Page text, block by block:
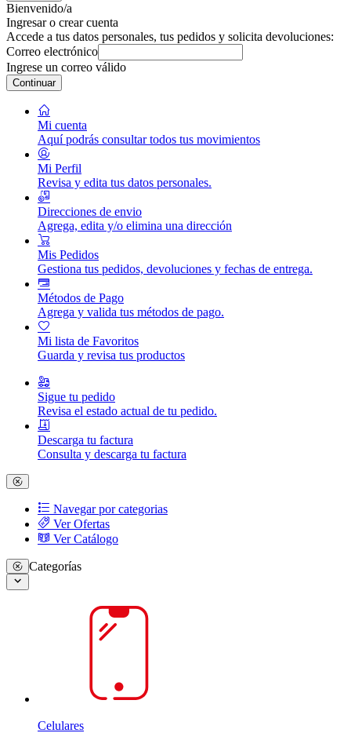
Bienvenido/a
Ingresar o crear cuenta
Accede a tus datos personales, tus pedidos y solicita devoluciones:
Correo electrónico
Ingrese un correo válido
Continuar
Mi cuenta
Aquí podrás consultar todos tus movimientos
Mi Perfil
Revisa y edita tus datos personales.
Direcciones de envio
Agrega, edita y/o elimina una dirección
Mis Pedidos
Gestiona tus pedidos, devoluciones y fechas de entrega.
Métodos de Pago
Agrega y valida tus métodos de pago.
Mi lista de Favoritos
Guarda y revisa tus productos
Sigue tu pedido
Revisa el estado actual de tu pedido.
Descarga tu factura
Consulta y descarga tu factura
Navegar por categorias
Ver Ofertas
Ver Catálogo
Categorías
Celulares